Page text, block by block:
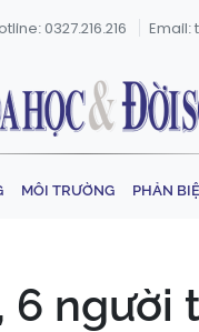
0327.216.216 Email:
MÔI TRƯỜNG PHẢN
6 người